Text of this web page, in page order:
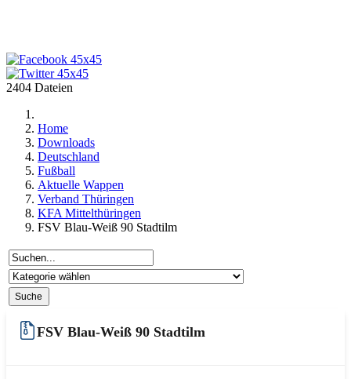
2404 Dateien
Home
Downloads
Deutschland
Fußball
Aktuelle Wappen
Verband Thüringen
KFA Mittelthüringen
FSV Blau-Weiß 90 Stadtilm
FSV Blau-Weiß 90 Stadtilm